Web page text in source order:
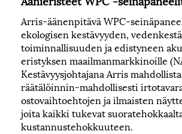
Arris-äänenpitävä WPC-
ekologisen kestävyyden,
toiminnallisuuden ja edistyneen
eristyksen maailmanmarkkinoille
Kestävyysjohtajana Arris
räätälöinnin-mahdollisesti
ostovaihtoehtojen ja ilmaisten
joita kaikki tukevat
kustannustehokkuuteen.